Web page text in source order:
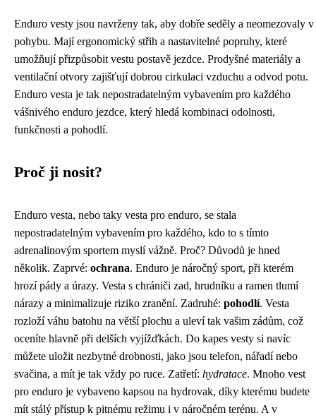
Enduro vesty jsou navrženy tak, aby dobře seděly a neomezovaly v
pohybu. Mají ergonomický střih a nastavitelné popruhy, které
umožňují přizpůsobit vestu postavě jezdce. Prodyšné materiály a
ventilační otvory zajišťují dobrou cirkulaci vzduchu a odvod potu.
Enduro vesta je tak nepostradatelným vybavením pro každého
vášnivého enduro jezdce, který hledá kombinaci odolnosti,
funkčnosti a pohodlí.
Proč ji nosit?
Enduro vesta, nebo taky vesta pro enduro, se stala
nepostradatelným vybavením pro každého, kdo to s tímto
adrenalinovým sportem myslí vážně. Proč? Důvodů je hned
několik. Zaprvé: ochrana. Enduro je náročný sport, při kterém
hrozí pády a úrazy. Vesta s chrániči zad, hrudníku a ramen tlumí
nárazy a minimalizuje riziko zranění. Zadruhé: pohodlí. Vesta
rozloží váhu batohu na větší plochu a uleví tak vašim zádům, což
oceníte hlavně při delších vyjížďkách. Do kapes vesty si navíc
můžete uložit nezbytné drobnosti, jako jsou telefon, nářadí nebo
svačina, a mít je tak vždy po ruce. Zatřetí: hydratace. Mnoho vest
pro enduro je vybaveno kapsou na hydrovak, díky kterému budete
mít stálý přístup k pitnému režimu i v náročném terénu. A v